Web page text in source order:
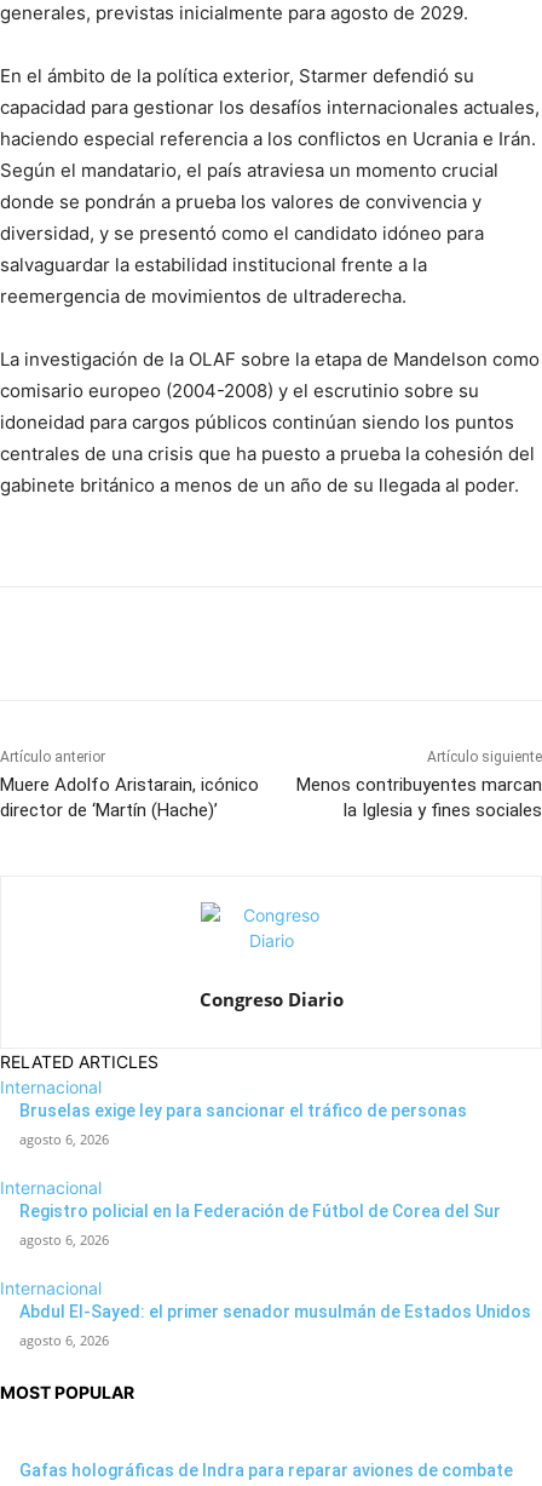
generales, previstas inicialmente para agosto de 2029.
En el ámbito de la política exterior, Starmer defendió su
capacidad para gestionar los desafíos internacionales actuales,
haciendo especial referencia a los conflictos en Ucrania e Irán.
Según el mandatario, el país atraviesa un momento crucial
donde se pondrán a prueba los valores de convivencia y
diversidad, y se presentó como el candidato idóneo para
salvaguardar la estabilidad institucional frente a la
reemergencia de movimientos de ultraderecha.
La investigación de la OLAF sobre la etapa de Mandelson como
comisario europeo (2004-2008) y el escrutinio sobre su
idoneidad para cargos públicos continúan siendo los puntos
centrales de una crisis que ha puesto a prueba la cohesión del
gabinete británico a menos de un año de su llegada al poder.
Artículo anterior
Muere Adolfo Aristarain, icónico
director de ‘Martín (Hache)’
Artículo siguiente
Menos contribuyentes marcan
la Iglesia y fines sociales
Congreso Diario
RELATED ARTICLES
Internacional
Bruselas exige ley para sancionar el tráfico de personas
agosto 6, 2026
Internacional
Registro policial en la Federación de Fútbol de Corea del Sur
agosto 6, 2026
Internacional
Abdul El-Sayed: el primer senador musulmán de Estados Unidos
agosto 6, 2026
MOST POPULAR
Gafas holográficas de Indra para reparar aviones de combate